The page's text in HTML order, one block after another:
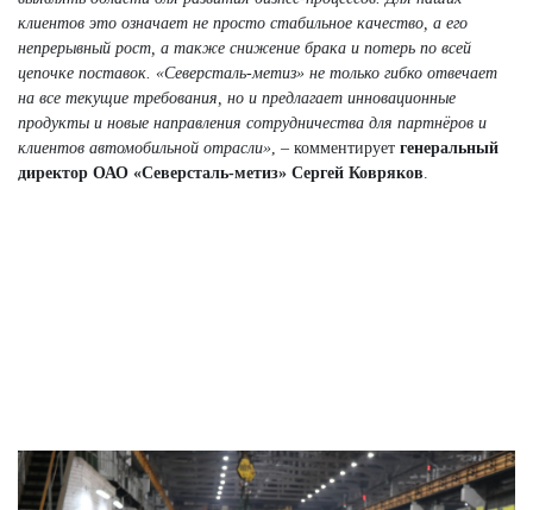
клиентов это означает не просто стабильное качество, а его
непрерывный рост, а также снижение брака и потерь по всей
цепочке поставок. «Северсталь-метиз» не только гибко отвечает
на все текущие требования, но и предлагает инновационные
продукты и новые направления сотрудничества для партнёров и
клиентов автомобильной отрасли» , – комментирует генеральный
директор ОАО «Северсталь-метиз» Сергей Ковряков